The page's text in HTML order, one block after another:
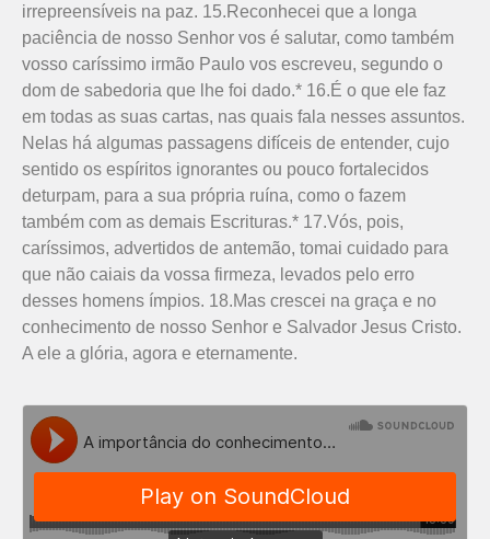
irrepreensíveis na paz. 15.Reconhecei que a longa
paciência de nosso Senhor vos é salutar, como também
vosso caríssimo irmão Paulo vos escreveu, segundo o
dom de sabedoria que lhe foi dado.* 16.É o que ele faz
em todas as suas cartas, nas quais fala nesses assuntos.
Nelas há algumas passagens difíceis de entender, cujo
sentido os espíritos ignorantes ou pouco fortalecidos
deturpam, para a sua própria ruína, como o fazem
também com as demais Escrituras.* 17.Vós, pois,
caríssimos, advertidos de antemão, tomai cuidado para
que não caiais da vossa firmeza, levados pelo erro
desses homens ímpios. 18.Mas crescei na graça e no
conhecimento de nosso Senhor e Salvador Jesus Cristo.
A ele a glória, agora e eternamente.